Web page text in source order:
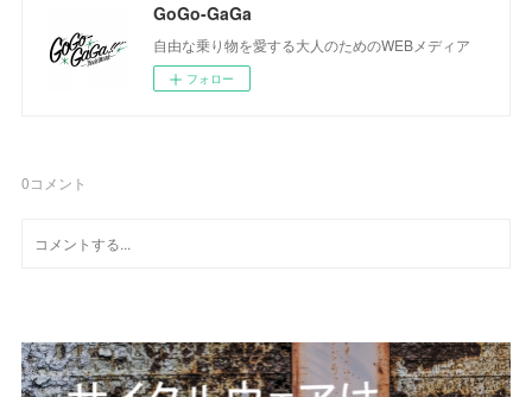
GoGo-GaGa
自由な乗り物を愛する大人のためのWEBメディア
フォロー
0コメント